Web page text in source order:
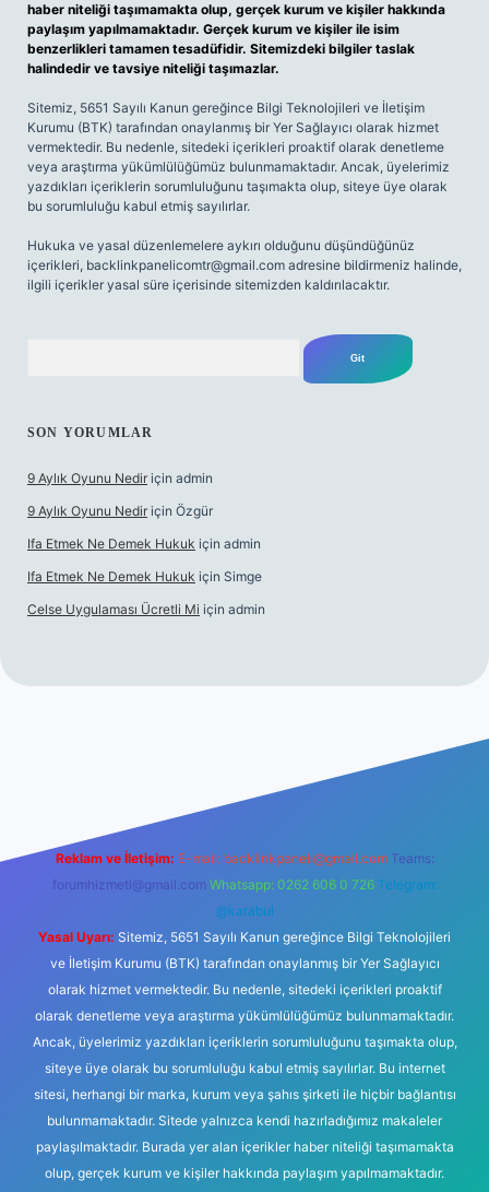
haber niteliği taşımamakta olup, gerçek kurum ve kişiler hakkında
paylaşım yapılmamaktadır. Gerçek kurum ve kişiler ile isim
benzerlikleri tamamen tesadüfidir. Sitemizdeki bilgiler taslak
halindedir ve tavsiye niteliği taşımazlar.
Sitemiz, 5651 Sayılı Kanun gereğince Bilgi Teknolojileri ve İletişim
Kurumu (BTK) tarafından onaylanmış bir Yer Sağlayıcı olarak hizmet
vermektedir. Bu nedenle, sitedeki içerikleri proaktif olarak denetleme
veya araştırma yükümlülüğümüz bulunmamaktadır. Ancak, üyelerimiz
yazdıkları içeriklerin sorumluluğunu taşımakta olup, siteye üye olarak
bu sorumluluğu kabul etmiş sayılırlar.
Hukuka ve yasal düzenlemelere aykırı olduğunu düşündüğünüz
içerikleri, backlinkpanelicomtr@gmail.com adresine bildirmeniz halinde,
ilgili içerikler yasal süre içerisinde sitemizden kaldırılacaktır.
SON YORUMLAR
9 Aylık Oyunu Nedir için admin
9 Aylık Oyunu Nedir için Özgür
Ifa Etmek Ne Demek Hukuk için admin
Ifa Etmek Ne Demek Hukuk için Simge
Celse Uygulaması Ücretli Mi için admin
Reklam ve İletişim: E-mail: backlinkpaneli@gmail.com Teams:
forumhizmeti@gmail.com Whatsapp: 0262 606 0 726 Telegram:
@karabul
Yasal Uyarı: Sitemiz, 5651 Sayılı Kanun gereğince Bilgi Teknolojileri
ve İletişim Kurumu (BTK) tarafından onaylanmış bir Yer Sağlayıcı
olarak hizmet vermektedir. Bu nedenle, sitedeki içerikleri proaktif
olarak denetleme veya araştırma yükümlülüğümüz bulunmamaktadır.
Ancak, üyelerimiz yazdıkları içeriklerin sorumluluğunu taşımakta olup,
siteye üye olarak bu sorumluluğu kabul etmiş sayılırlar. Bu internet
sitesi, herhangi bir marka, kurum veya şahıs şirketi ile hiçbir bağlantısı
bulunmamaktadır. Sitede yalnızca kendi hazırladığımız makaleler
paylaşılmaktadır. Burada yer alan içerikler haber niteliği taşımamakta
olup, gerçek kurum ve kişiler hakkında paylaşım yapılmamaktadır.